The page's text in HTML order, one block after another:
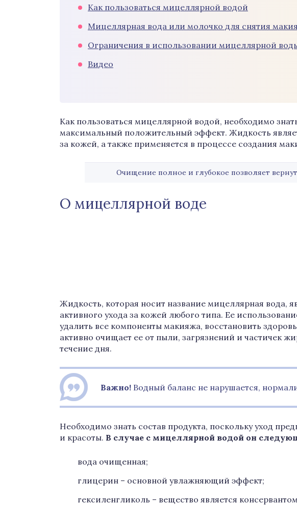
Как пользоваться мицеллярной водой
Мицеллярная вода или молочко для снятия
Ограничения в использовании мицеллярной
Видео
Как пользоваться мицеллярной водой, необходимо
максимальный положительный эффект. Жидкость
за кожей, а также применяется в процессе создания
Очищение полное и глубокое позволяет
О мицеллярной воде
Жидкость, которая носит название мицеллярная вода,
активного ухода за кожей любого типа. Ее
удалить все компоненты макияжа, восстановить
активно очищает ее от пыли, загрязнений и частичек
течение дня.
Важно! Водный баланс не нарушается,
Необходимо знать состав продукта, поскольку уход
и красоты. В случае с мицеллярной водой он
вода очищенная;
глицерин – основной увлажняющий эффект;
гексиленгликоль – вещество является